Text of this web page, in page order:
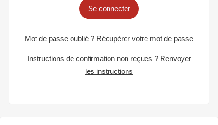
Se connecter
Mot de passe oublié ? Récupérer votre mot de passe
Instructions de confirmation non reçues ? Renvoyer
les instructions